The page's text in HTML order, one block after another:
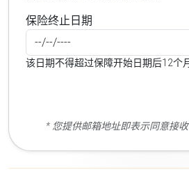
保险终止日期
该日期不得超过保障开始日期后12个
* 您提供邮箱地址即表示同意接